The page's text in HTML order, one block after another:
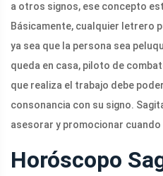
a otros signos, ese concepto
Básicamente, cualquier letrero
ya sea que la persona sea
queda en casa, piloto de
que realiza el trabajo debe
consonancia con su signo.
asesorar y promocionar
Horóscopo